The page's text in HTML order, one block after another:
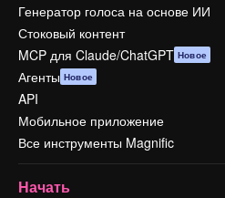
Генератор голоса на основе ИИ
Стоковый контент
MCP для Claude/ChatGPT Новое
Агенты Новое
API
Мобильное приложение
Все инструменты Magnific
Начать